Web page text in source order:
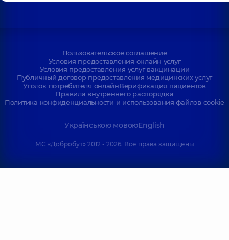
Пользовательское соглашение
Условия предоставления онлайн услуг
Условия предоставления услуг вакцинации
Публичный договор предоставления медицинских услуг
Уголок потребителя онлайнВерификация пациентов
Правила внутреннего распорядка
Политика конфиденциальности и использования файлов cookie
Українською мовоюEnglish
МС «Добробут» 2012 - 2026. Все права защищены